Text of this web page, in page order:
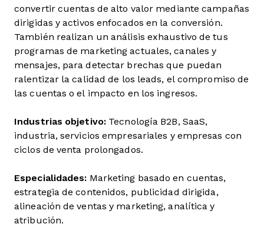
convertir cuentas de alto valor mediante campañas
dirigidas y activos enfocados en la conversión.
También realizan un análisis exhaustivo de tus
programas de marketing actuales, canales y
mensajes, para detectar brechas que puedan
ralentizar la calidad de los leads, el compromiso de
las cuentas o el impacto en los ingresos.
Industrias objetivo: Tecnología B2B, SaaS,
industria, servicios empresariales y empresas con
ciclos de venta prolongados.
Especialidades: Marketing basado en cuentas,
estrategia de contenidos, publicidad dirigida,
alineación de ventas y marketing, analítica y
atribución.